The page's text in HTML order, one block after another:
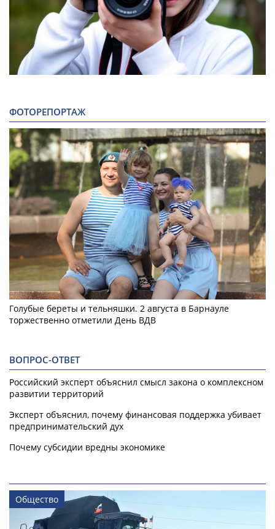
ФОТОРЕПОРТАЖ
Голубые береты и тельняшки. 2 августа в Барнауле
торжественно отметили День ВДВ
ВОПРОС-ОТВЕТ
Российский эксперт объяснил смысл закона о комплексном
развитии территорий
Эксперт объяснил, почему финансовая поддержка убивает
предпринимательский дух
Почему субсидии вредны экономике
Общество